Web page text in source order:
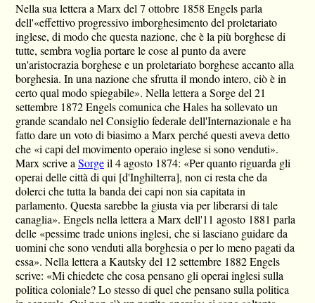
Nella sua lettera a Marx del 7 ottobre 1858 Engels parla
dell'«effettivo progressivo imborghesimento del proletariato
inglese, di modo che questa nazione, che è la più borghese di
tutte, sembra voglia portare le cose al punto da avere
un'aristocrazia borghese e un proletariato borghese accanto alla
borghesia. In una nazione che sfrutta il mondo intero, ciò è in
certo qual modo spiegabile». Nella lettera a Sorge del 21
settembre 1872 Engels comunica che Hales ha sollevato un
grande scandalo nel Consiglio federale dell'Internazionale e ha
fatto dare un voto di biasimo a Marx perché questi aveva detto
che «i capi del movimento operaio inglese si sono venduti».
Marx scrive aSorgeil 4 agosto 1874: «Per quanto riguarda gli
operai delle città di qui [d'Inghilterra], non ci resta che da
dolerci che tutta la banda dei capi non sia capitata in
parlamento. Questa sarebbe la giusta via per liberarsi di tale
canaglia». Engels nella lettera a Marx dell'11 agosto 1881 parla
delle «pessime trade unions inglesi, che si lasciano guidare da
uomini che sono venduti alla borghesia o per lo meno pagati da
essa». Nella lettera a Kautsky del 12 settembre 1882 Engels
scrive: «Mi chiedete che cosa pensano gli operai inglesi sulla
politica coloniale? Lo stesso di quel che pensano sulla politica